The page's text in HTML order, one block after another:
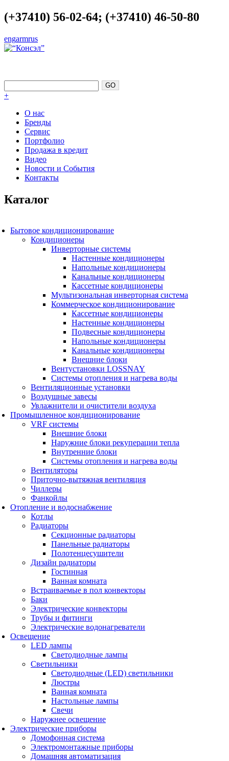
(+37410) 56-02-64; (+37410) 46-50-80
engarmrus
+
О нас
Бренды
Сервис
Портфолио
Продажа в кредит
Видео
Новости и События
Контакты
Каталог
Бытовое кондиционирование
Кондиционеры
Инверторные системы
Настенные кондиционеры
Напольные кондиционеры
Канальные кондиционеры
Кассетные кондиционеры
Мультизональная инверторная система
Коммерческое кондиционирование
Кассетные кондиционеры
Настенные кондиционеры
Подвесные кондиционеры
Напольные кондиционеры
Канальные кондиционеры
Внешние блоки
Вентустановки LOSSNAY
Системы отопления и нагрева воды
Вентиляционные установки
Воздушные завесы
Увлажнители и очистители воздуха
Промышленное кондиционирование
VRF системы
Внешние блоки
Наружние блоки рекуперации тепла
Внутренние блоки
Системы отопления и нагрева воды
Вентиляторы
Приточно-вытяжная вентиляция
Чиллеры
Фанкойлы
Отопление и водоснабжение
Котлы
Радиаторы
Секционные радиаторы
Панельные радиаторы
Полотенцесушители
Дизайн радиаторы
Гостинная
Ванная комната
Встраиваемые в пол конвекторы
Баки
Электрические конвекторы
Трубы и фитинги
Электрические водонагреватели
Освещение
LED лампы
Светодиодные лампы
Светильники
Светодиодные (LED) светильники
Люстры
Ванная комната
Настольные лампы
Свечи
Наружнее освещение
Электрические приборы
Домофонная система
Электромонтажные приборы
Домашняя автоматизация